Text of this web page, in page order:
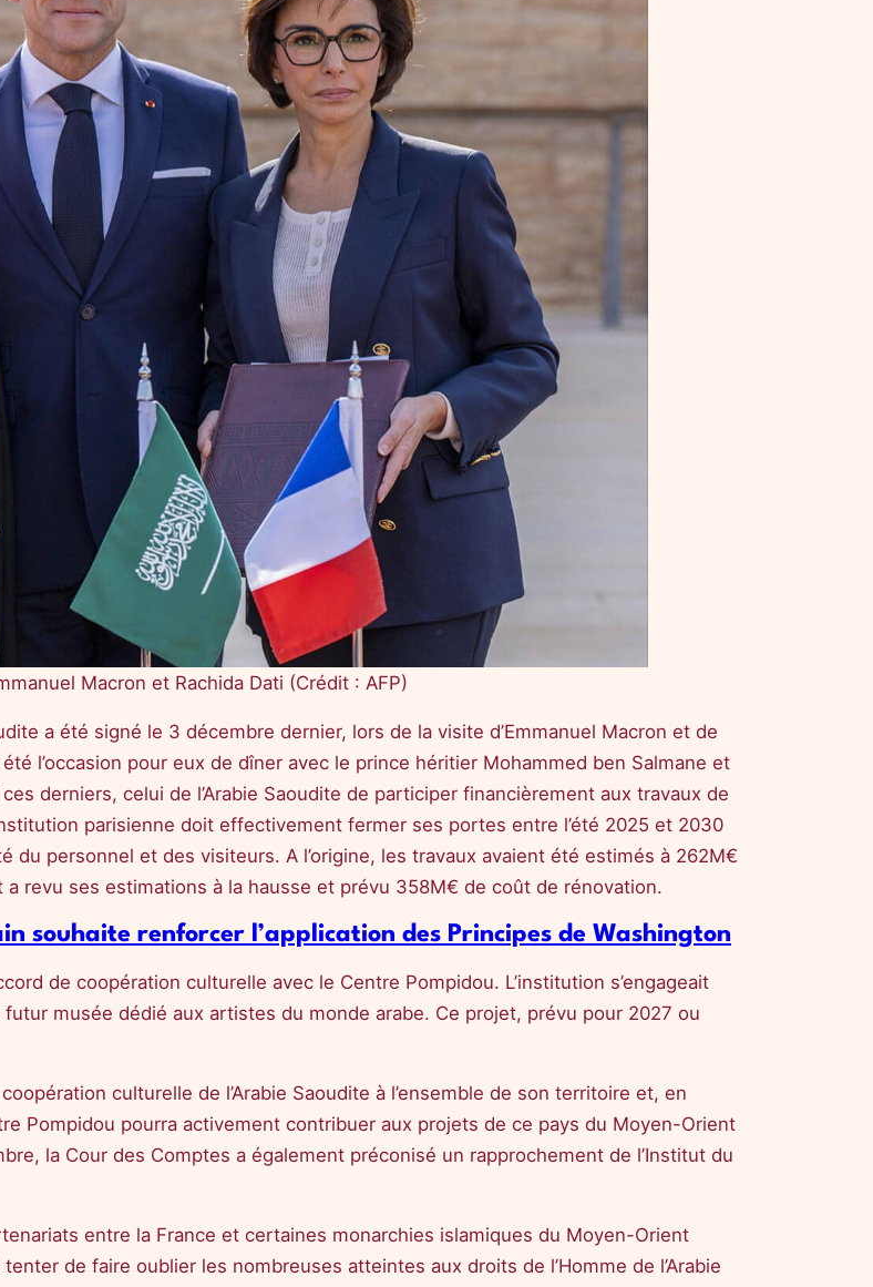
Macron et Rachida Dati (Crédit : AFP)
a été signé le 3 décembre dernier, lors de la visite d’Emmanuel Macron et de
l’occasion pour eux de dîner avec le prince héritier Mohammed ben Salmane et
derniers, celui de l’Arabie Saoudite de participer financièrement aux travaux de
parisienne doit effectivement fermer ses portes entre l’été 2025 et 2030
personnel et des visiteurs. A l’origine, les travaux avaient été estimés à 262M€
a revu ses estimations à la hausse et prévu 358M€ de coût de rénovation.
souhaite renforcer l’application des Principes de Washington
de coopération culturelle avec le Centre Pompidou. L’institution s’engageait
musée dédié aux artistes du monde arabe. Ce projet, prévu pour 2027 ou
culturelle de l’Arabie Saoudite à l’ensemble de son territoire et, en
Pompidou pourra activement contribuer aux projets de ce pays du Moyen-Orient
la Cour des Comptes a également préconisé un rapprochement de l’Institut du
entre la France et certaines monarchies islamiques du Moyen-Orient
de faire oublier les nombreuses atteintes aux droits de l’Homme de l’Arabie